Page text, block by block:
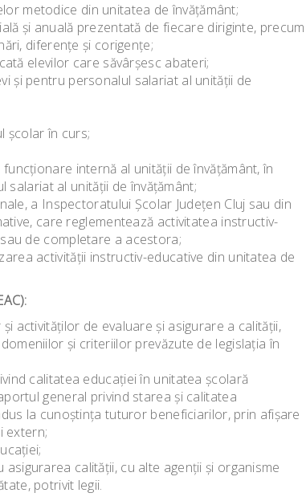
metodice din unitatea de învăţământ;
şi anuală prezentată de fiecare diriginte, precum
diferenţe şi corigenţe;
elevilor care săvârşesc abateri;
şi pentru personalul salariat al unităţii de
şcolar în curs;
internă al unităţii de învăţământ, în
salariat al unităţii de învăţământ;
a Inspectoratului Şcolar Judeţen Cluj sau din
care reglementează activitatea instructiv-
de completare a acestora;
activităţii instructiv-educative din unitatea de
activităţilor de evaluare şi asigurare a calităţii,
şi criteriilor prevăzute de legislaţia în
calitatea educaţiei în unitatea şcolară
general privind starea şi calitatea
la cunoştinţa tuturor beneficiarilor, prin afişare
extern;
calităţii, cu alte agenţii şi organisme
potrivit legii.